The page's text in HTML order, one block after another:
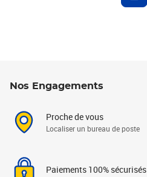
Nos Engagements
Proche de vous
Localiser un bureau de poste
Paiements 100% sécurisés